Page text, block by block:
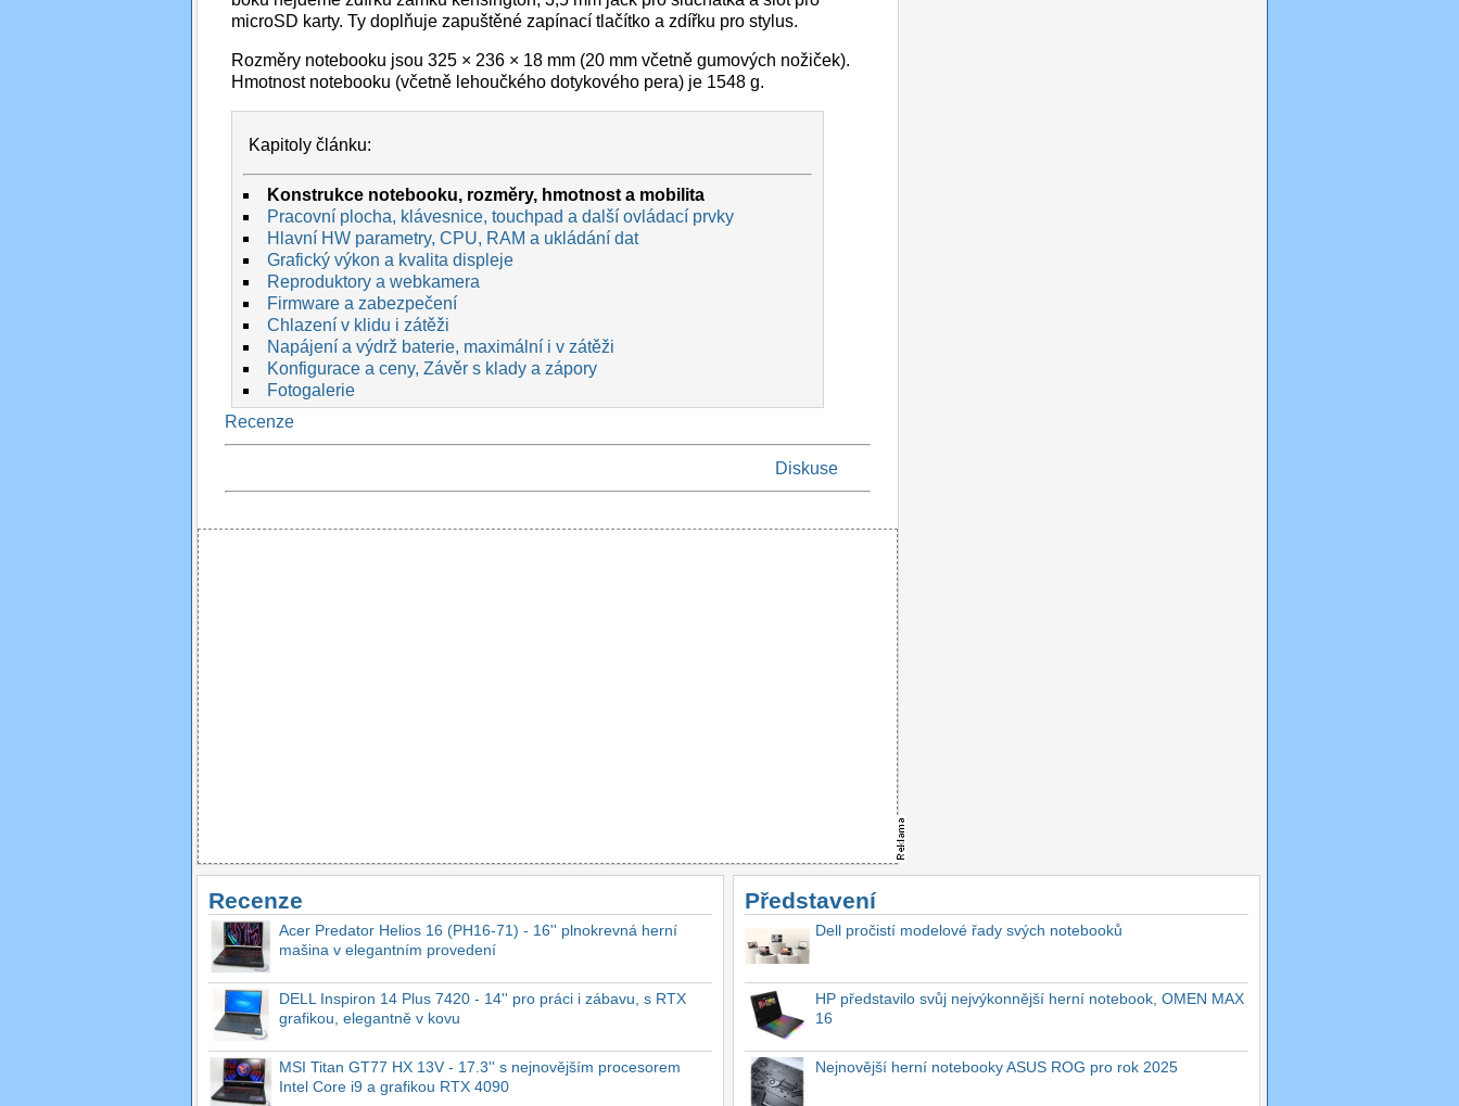
microSD karty. Ty doplňuje zapuštěné zapínací tlačítko a zdířku pro stylus.
Rozměry notebooku jsou 325 × 236 × 18 mm (20 mm včetně gumových nožiček).
Hmotnost notebooku (včetně lehoučkého dotykového pera) je 1548 g.
Kapitoly článku:
Konstrukce notebooku, rozměry, hmotnost a mobilita
Pracovní plocha, klávesnice, touchpad a další ovládací prvky
Hlavní HW parametry, CPU, RAM a ukládání dat
Grafický výkon a kvalita displeje
Reproduktory a webkamera
Firmware a zabezpečení
Chlazení v klidu i zátěži
Napájení a výdrž baterie, maximální i v zátěži
Konfigurace a ceny, Závěr s klady a zápory
Fotogalerie
Recenze
Diskuse
Recenze
Acer Predator Helios 16 (PH16-71) - 16'' plnokrevná herní
mašina v elegantním provedení
DELL Inspiron 14 Plus 7420 - 14'' pro práci i zábavu, s RTX
grafikou, elegantně v kovu
MSI Titan GT77 HX 13V - 17.3'' s nejnovějším procesorem
Intel Core i9 a grafikou RTX 4090
Představení
Dell pročistí modelové řady svých notebooků
HP představilo svůj nejvýkonnější herní notebook, OMEN MAX
16
Nejnovější herní notebooky ASUS ROG pro rok 2025